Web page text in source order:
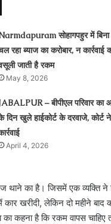
सोहागपहुर में
रहा ब्‍याज का करोबार, न
जाती है रकम
May 8, 2026
– बीपीएल परिवार का
दिन खुले हाईकोर्ट के दरवाजे, कोर्ट
April 4, 2026
थाने का है। जिसमें एक व्यक्ति ने
खरीदी, लेकिन दो महीने बाद
का कहना है कि रकम वापस चाहिए